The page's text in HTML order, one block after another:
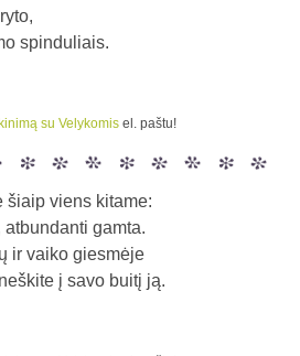
spinduliais.
su Velykomis el. paštu!
šiaip viens kitame:
gamta.
ir vaiko giesmėje
į savo buitį ją.